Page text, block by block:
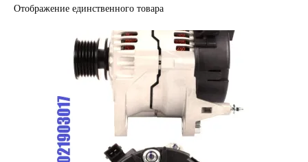
DHealth
Отображение единственного товара